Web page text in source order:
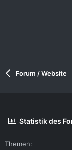
Forum / Website
Statistik des
Themen